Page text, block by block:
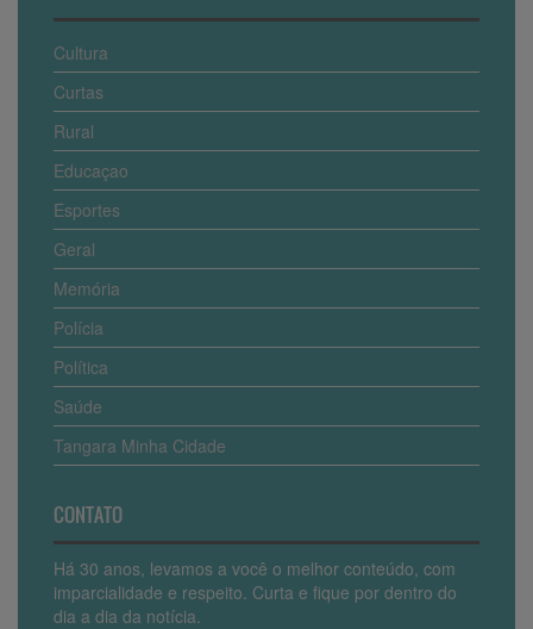
Cultura
Curtas
Rural
Educaçao
Esportes
Geral
Memória
Polícia
Política
Saúde
Tangara Minha Cidade
CONTATO
Há 30 anos, levamos a você o melhor conteúdo, com
imparcialidade e respeito. Curta e fique por dentro do
dia a dia da notícia.